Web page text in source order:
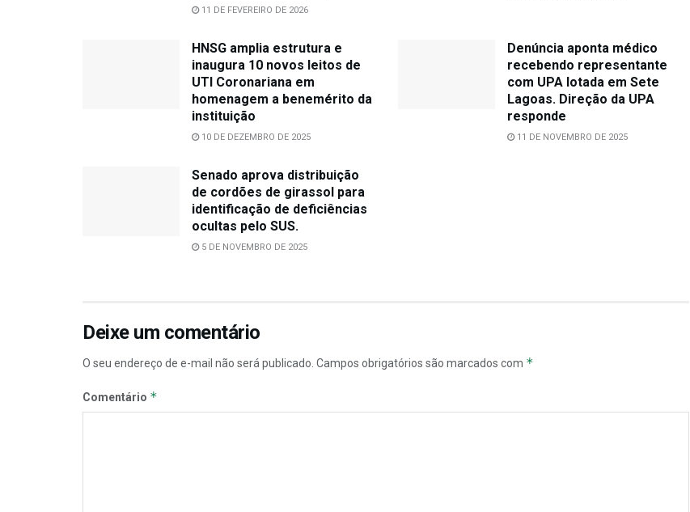
11 DE FEVEREIRO DE 2026
HNSG amplia estrutura e
inaugura 10 novos leitos de
UTI Coronariana em
homenagem a benemérito da
instituição
10 DE DEZEMBRO DE 2025
Denúncia aponta médico
recebendo representante
com UPA lotada em Sete
Lagoas. Direção da UPA
responde
11 DE NOVEMBRO DE 2025
Senado aprova distribuição
de cordões de girassol para
identificação de deficiências
ocultas pelo SUS.
5 DE NOVEMBRO DE 2025
Deixe um comentário
O seu endereço de e-mail não será publicado. Campos obrigatórios são marcados com *
Comentário *